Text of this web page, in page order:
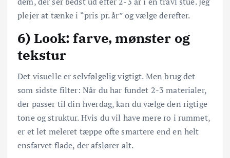
plejer at tænke i “pris pr. år” og vælge derefter.
6) Look: farve, mønster og
tekstur
Det visuelle er selvfølgelig vigtigt. Men brug det
som sidste filter: Når du har fundet 2-3 materialer,
der passer til din hverdag, kan du vælge den rigtige
tone og struktur. Hvis du vil have mere ro i rummet,
er et let meleret tæppe ofte smartere end en helt
ensfarvet flade, der afslører alt.